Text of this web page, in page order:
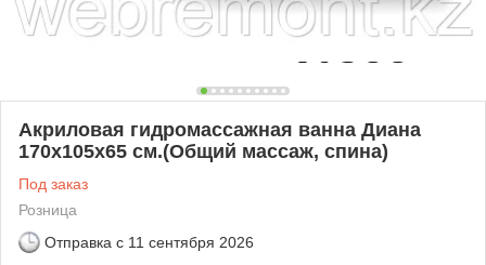
Акриловая гидромассажная ванна Диана
170х105х65 см.(Общий массаж, спина)
Под заказ
Розница
Отправка с 11 сентября 2026